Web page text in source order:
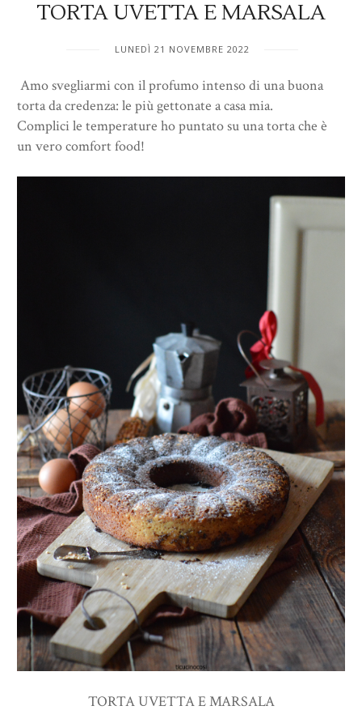
TORTA UVETTA E MARSALA
LUNEDÌ 21 NOVEMBRE 2022
Amo svegliarmi con il profumo intenso di una buona
torta da credenza: le più gettonate a casa mia.
Complici le temperature ho puntato su una torta che è
un vero comfort food!
TORTA UVETTA E MARSALA